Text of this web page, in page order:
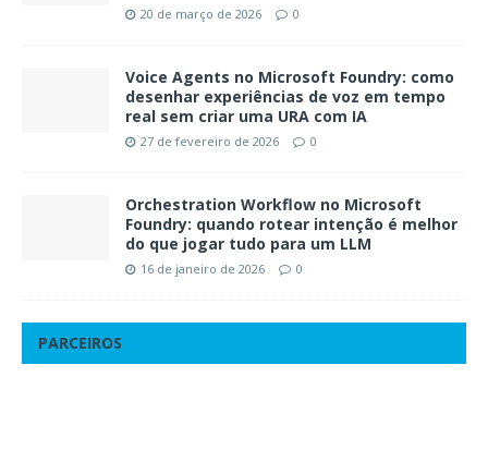
20 de março de 2026 0
Voice Agents no Microsoft Foundry: como
desenhar experiências de voz em tempo
real sem criar uma URA com IA
27 de fevereiro de 2026 0
Orchestration Workflow no Microsoft
Foundry: quando rotear intenção é melhor
do que jogar tudo para um LLM
16 de janeiro de 2026 0
PARCEIROS